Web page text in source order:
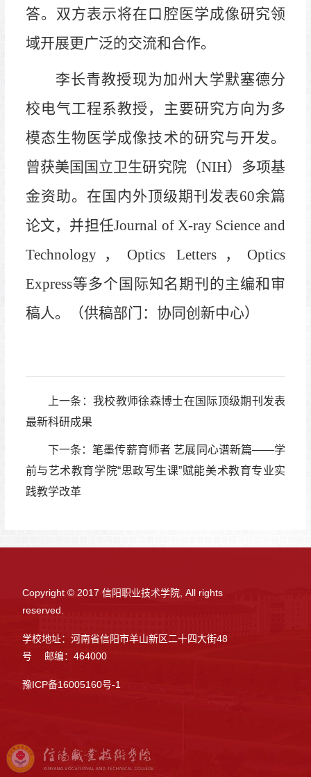
答。双方表示将在口腔医学成像研究领
域开展更广泛的交流和合作。
李长青教授现为加州大学默塞德分
校电气工程系教授，主要研究方向为多
模态生物医学成像技术的研究与开发。
曾获美国国立卫生研究院（NIH） 多项基
金资助。在国内外顶级期刊发表60余篇
论文，并担任Journal of X-ray Science and
Technology，Optics Letters，Optics
Express等多个国际知名期刊的主编和审
稿人。（供稿部门：协同创新中心）
上一条：我校教师徐森博士在国际顶级期刊发表
最新科研成果
下一条：笔墨传薪育师者 艺展同心谱新篇——学
前与艺术教育学院“思政写生课”赋能美术教育专业实
践教学改革
Copyright © 2017 信阳职业技术学院, All rights
reserved.
学校地址：河南省信阳市羊山新区二十四大街48
号 邮编：464000
豫ICP备16005160号-1